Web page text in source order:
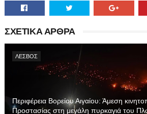
ΣΧΕΤΙΚΑ ΑΡΘΡΑ
ΛΕΣΒΟΣ
Περιφέρεια Βορείου Αιγαίου: Άμεση
Προστασίας στη μεγάλη πυρκαγιά του